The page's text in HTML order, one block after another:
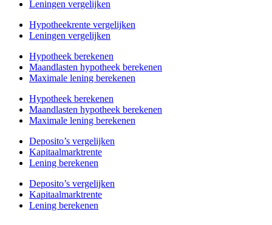
Leningen vergelijken
Hypotheekrente vergelijken
Leningen vergelijken
Hypotheek berekenen
Maandlasten hypotheek berekenen
Maximale lening berekenen
Hypotheek berekenen
Maandlasten hypotheek berekenen
Maximale lening berekenen
Deposito’s vergelijken
Kapitaalmarktrente
Lening berekenen
Deposito’s vergelijken
Kapitaalmarktrente
Lening berekenen